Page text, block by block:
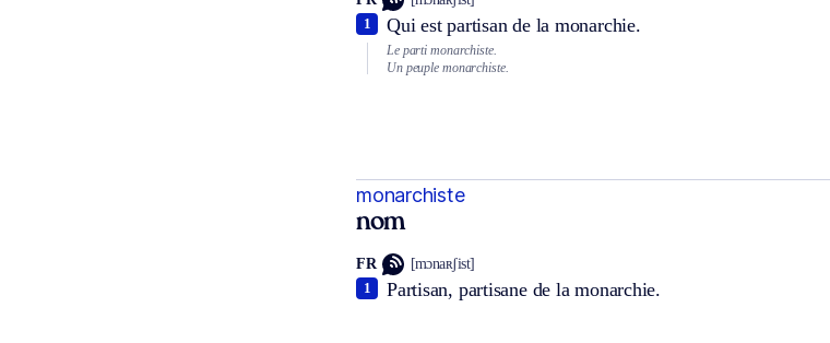
Qui est partisan de la monarchie.
1
Le parti monarchiste.
Un peuple monarchiste.
monarchiste
nom
FR [mɔnaʀʃist]
Partisan, partisane de la monarchie.
1